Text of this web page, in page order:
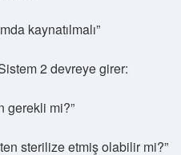
kaynatılmalı”
2 devreye girer:
gerekli mi?”
sterilize etmiş olabilir mi?”